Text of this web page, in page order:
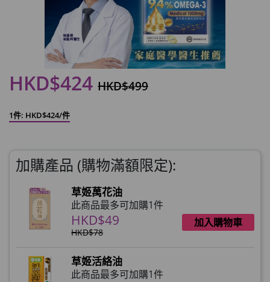
HKD$424 HKD$499
1件: HKD$424/件
加購產品 (購物滿額限定):
草姬萬花油
此商品最多可加購1件
HKD$49
HKD$78
加入購物車
草姬活絡油
此商品最多可加購1件